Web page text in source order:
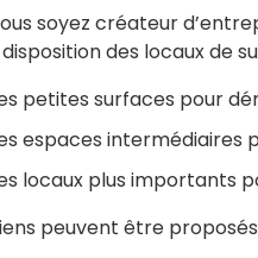
soyez créateur
des locaux de
petites surfaces pour
espaces intermédiaires
locaux plus importants
peuvent être